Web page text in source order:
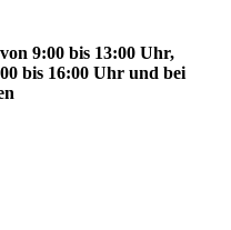
9:00 bis 13:00 Uhr,
bis 16:00 Uhr und bei